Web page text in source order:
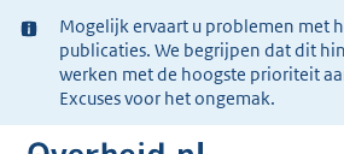
Ter
informatie:
Mogelijk ervaart u problemen met
publicaties. We begrijpen dat dit
werken met de hoogste prioriteit
Excuses voor het ongemak.